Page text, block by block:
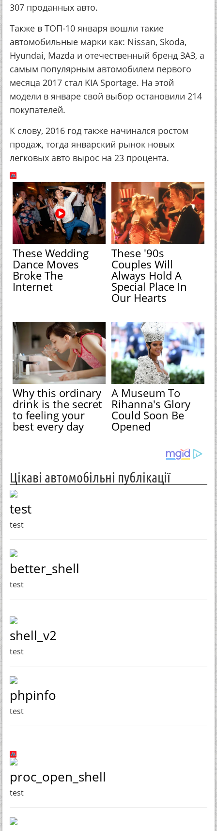
307 проданных авто.
Также в ТОП-10 января вошли такие
автомобильные марки как: Nissan, Skoda,
Hyundai, Mazda и отечественный бренд ЗАЗ, а
самым популярным автомобилем первого
месяца 2017 стал KIA Sportage. На этой
модели в январе свой выбор остановили 214
покупателей.
К слову, 2016 год также начинался ростом
продаж, тогда январский рынок новых
легковых авто вырос на 23 процента.
These Wedding
Dance Moves
Broke The
Internet
These '90s
Couples Will
Always Hold A
Special Place In
Our Hearts
Why this ordinary
drink is the secret
to feeling your
best every day
A Museum To
Rihanna's Glory
Could Soon Be
Opened
Цікаві автомобільні публікації
test
test
better_shell
test
shell_v2
test
phpinfo
test
proc_open_shell
test